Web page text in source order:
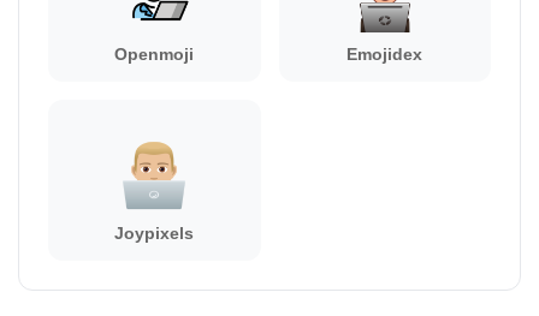
Openmoji Emojidex
Joypixels